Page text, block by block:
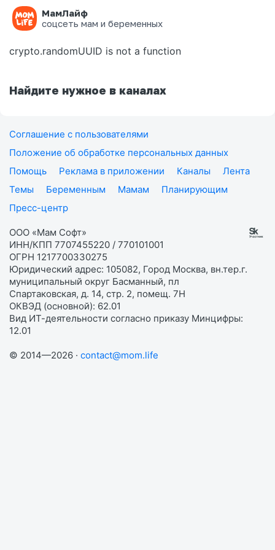
МамЛайф
соцсеть мам и беременных
Ошибка на странице
crypto.randomUUID is not a function
Найдите нужное в каналах
Соглашение с пользователями
Положение об обработке персональных данных
Помощь
Реклама в приложении Каналы
Лента
Темы
Беременным Мамам
Планирующим
Пресс-центр
ООО «Мам Софт»
ИНН/КПП 7707455220 / 770101001
ОГРН 1217700330275
Юридический адрес: 105082, Город Москва, вн.тер.г.
муниципальный округ Басманный, пл
Спартаковская, д. 14, стр. 2, помещ. 7Н
ОКВЭД (основной): 62.01
Вид ИТ-деятельности согласно приказу Минцифры:
12.01
© 2014—2026 · contact@mom.life